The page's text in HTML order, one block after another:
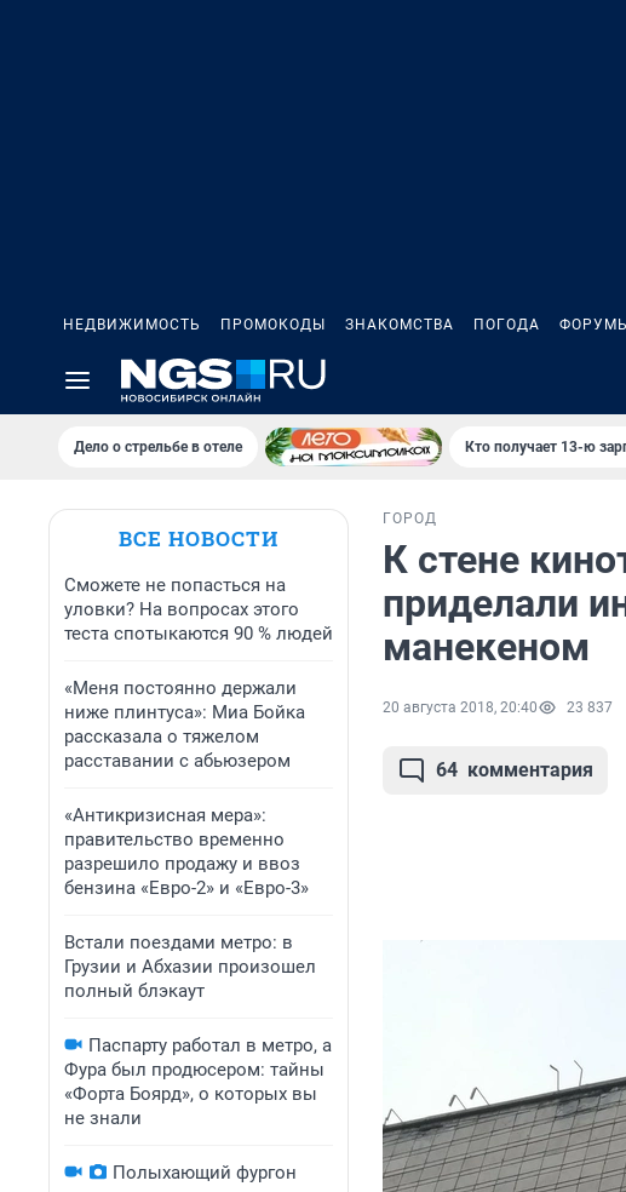
НЕДВИЖИМОСТЬ ПРОМОКОДЫ ЗНАКОМСТВА ПОГОДА ФОРУМЫ
Дело о стрельбе в отеле Кто получает 13-ю
ВСЕ НОВОСТИ
Сможете не попасться на
уловки? На вопросах этого
теста спотыкаются 90 % людей
«Меня постоянно держали
ниже плинтуса»: Миа Бойка
рассказала о тяжелом
расставании с абьюзером
«Антикризисная мера»:
правительство временно
разрешило продажу и ввоз
бензина «Евро-2» и «Евро-3»
Встали поездами метро: в
Грузии и Абхазии произошел
полный блэкаут
Паспарту работал в метро, а
Фура был продюсером: тайны
«Форта Боярд», о которых вы
не знали
Полыхающий фургон
ГОРОД
К стене
приделали
манекеном
20 августа 2018, 20:40 23 837
64 комментария